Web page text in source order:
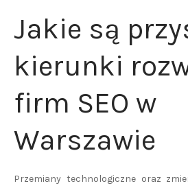
Jakie są
kierunki
firm SEO w
Warszawie
Przemiany technologiczne oraz